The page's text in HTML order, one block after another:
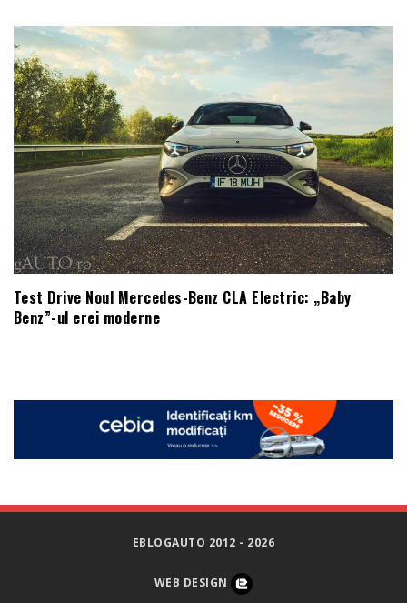
Test Drive Noul Mercedes-Benz CLA Electric: „Baby
Benz”-ul erei moderne
EBLOGAUTO 2012 - 2026
WEB DESIGN